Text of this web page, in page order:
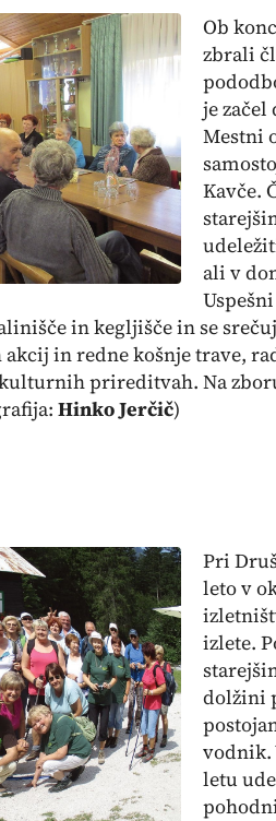
Ob
zbrali
je začel
Mestni
Kavče.
ali v
in kegljišče in se
in redne košnje trave,
prireditvah. Na
Hinko Jerčič)
Pri
leto v
izlete.
dolžini
vodnik.
letu